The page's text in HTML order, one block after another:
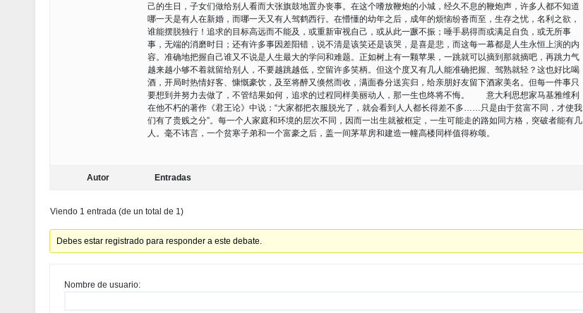
己的生日，子女们做给别人看而大张旗鼓地置办丧事。在这个嗜放鞭炮的小城，经久不息的鞭炮声，许多人都不知道
哪一天是有人在新婚，而哪一天又有人驾鹤西行。在懵懂的幼年之后，成年的烦恼纷沓而至，生存之忧，名利之欲，
谁能摆脱独行！追求的目标高远而不能及，或重新审视自己，或从此一蹶不振；唾手易得而或满足自负，或无所事
事，无端的消磨时日；还有许多事因差阳错，说不清是该笑还是该哭，是喜是悲，而这每一幕都是人生永恒上演的内
容。准确地把握自己谁又不说是人生最大的学问和难题。正如树上有一颗苹果，一跳就可以摘到那就摘吧，再跳力气
越来越小够不着就留给别人，不要越跳越低，空留许多笑柄。但这个度又有几人能准确把握、驾熟就轻？这也好比喝
酒，开局时热情好客、慷慨豪饮，及至将醉又倏然而收，满面春分送宾归，给亲朋好友留下酒家美名。但每一件事只
要想到并努力去做了，不管结果如何，追求的过程同样美丽动人，那一生也终将不悔。 意大利思想家马基雅维利
在他不朽的著作《君王论》中说：“大家都把衣服脱光了，就会看到人人都长得差不多……只是由于贫富不同，才使我
们有了贵贱之分”。每一个人家庭和环境的层次不同，因而一出生就被框定，一生可能走的路如同方格，突破者能有几
人。毫不讳言，一个贫寒子弟和一个富豪之后，盖一间茅草房和建造一幢高楼同样值得称颂。
Autor Entradas
Viendo 1 entrada (de un total de 1)
Debes estar registrado para responder a este debate.
Nombre de usuario: